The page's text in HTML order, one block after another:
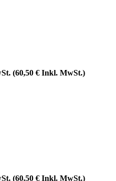
(60,50 € Inkl. MwSt.)
(60,50 € Inkl. MwSt.)